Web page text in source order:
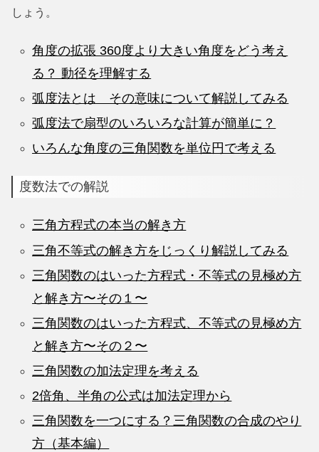
しょう。
角度の拡張 360度より大きい角度をどう考え
る？ 動径を理解する
弧度法とは その意味について解説してみる
弧度法で扇型のいろいろな計算が簡単に？
いろんな角度の三角関数を単位円で考える
度数法での解説
三角方程式の本当の解き方
三角不等式の解き方をじっくり解説してみる
三角関数のはいった方程式・不等式の見極め方
と解き方〜その１〜
三角関数のはいった方程式、不等式の見極め方
と解き方〜その２〜
三角関数の加法定理を考える
2倍角、半角の公式は加法定理から
三角関数を一つにする？三角関数の合成のやり
方（基本編）